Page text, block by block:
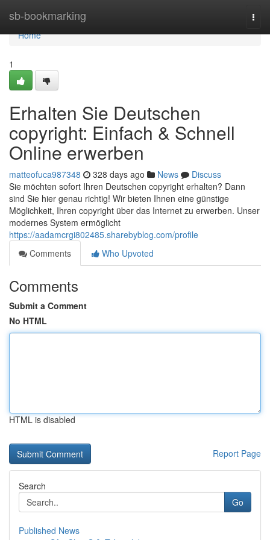
sb-bookmarking
Home
Home
1
Erhalten Sie Deutschen
copyright: Einfach & Schnell
Online erwerben
matteofuca987348 328 days ago News
Discuss
Sie möchten sofort Ihren Deutschen copyright erhalten? Dann
sind Sie hier genau richtig! Wir bieten Ihnen eine günstige
Möglichkeit, Ihren copyright über das Internet zu erwerben. Unser
modernes System ermöglicht
https://aadamcrgi802485.sharebyblog.com/profile
Comments
Who Upvoted
Comments
Submit a Comment
No HTML
HTML is disabled
Report Page
Search
Go
Published News